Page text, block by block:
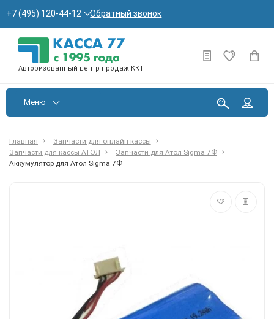
+7 (495) 120-44-12 Обратный звонок
Авторизованный центр продаж ККТ
Меню
Главная
Запчасти для онлайн кассы
Запчасти для кассы АТОЛ
Запчасти для Атол Sigma 7Ф
Аккумулятор для Атол Sigma 7Ф